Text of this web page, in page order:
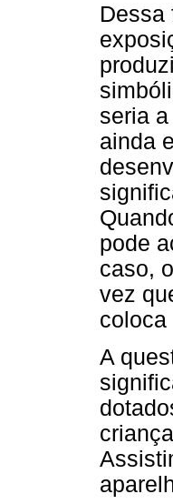
Dessa
seria
ainda
pode
caso,
vez
coloca
A